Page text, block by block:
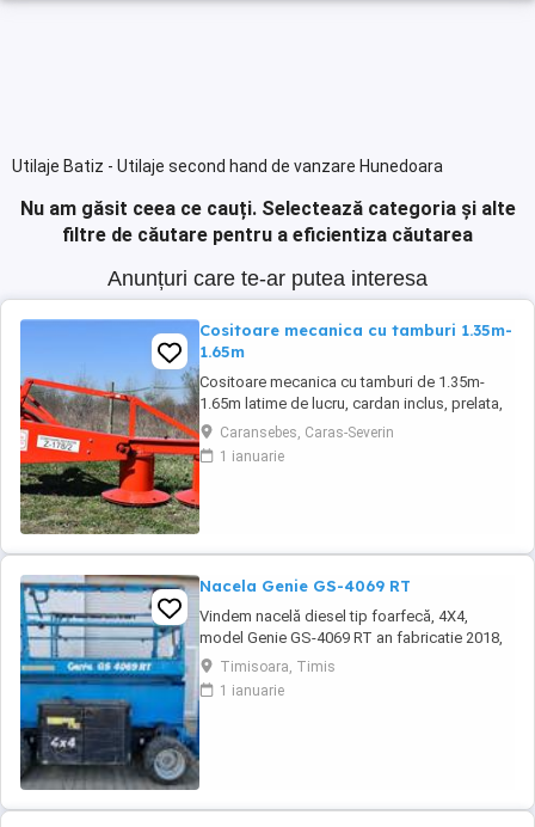
Utilaje Batiz - Utilaje second hand de vanzare Hunedoara
Nu am găsit ceea ce cauți. Selectează categoria și alte
filtre de căutare pentru a eficientiza căutarea
Anunțuri care te-ar putea interesa
Cositoare mecanica cu tamburi 1.35m-
1.65m
Cositoare mecanica cu tamburi de 1.35m-
1.65m latime de lucru, cardan inclus, prelata,
cheie de cutite Transport in toate judetele
Caransebes, Caras-Severin
1 ianuarie
Nacela Genie GS-4069 RT
Vindem nacelă diesel tip foarfecă, 4X4,
model Genie GS-4069 RT an fabricatie 2018,
1100 ore functionare, conditii de functionare
foarte bune.
Timisoara, Timis
1 ianuarie